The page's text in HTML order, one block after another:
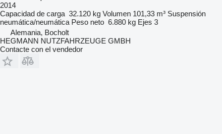
2014
Capacidad de carga 32.120 kg Volumen 101,33 m³ Suspensión
neumática/neumática Peso neto 6.880 kg Ejes 3
Alemania, Bocholt
HEGMANN NUTZFAHRZEUGE GMBH
Contacte con el vendedor